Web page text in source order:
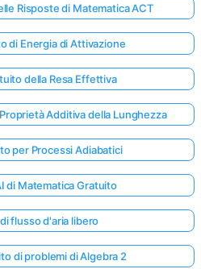
Risposte di Matematica ACT
di Energia di Attivazione
della Resa Effettiva
Additiva della Lunghezza
per Processi Adiabatici
di Matematica Gratuito
flusso d'aria libero
di problemi di Algebra 2